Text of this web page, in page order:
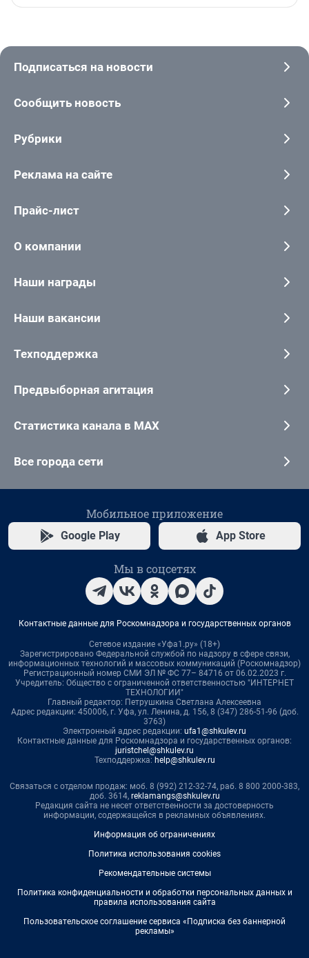
Подписаться на новости
Сообщить новость
Рубрики
Реклама на сайте
Прайс-лист
О компании
Наши награды
Наши вакансии
Техподдержка
Предвыборная агитация
Статистика канала в MAX
Все города сети
Мобильное приложение
Google Play App Store
Мы в соцсетях
Контактные данные для Роскомнадзора и государственных органов
Сетевое издание «Уфа1.ру» (18+)
Зарегистрировано Федеральной службой по надзору в сфере связи,
информационных технологий и массовых коммуникаций (Роскомнадзор)
Регистрационный номер СМИ ЭЛ № ФС 77– 84716 от 06.02.2023 г.
Учредитель: Общество с ограниченной ответственностью "ИНТЕРНЕТ
ТЕХНОЛОГИИ"
Главный редактор: Петрушкина Светлана Алексеевна
Адрес редакции: 450006, г. Уфа, ул. Ленина, д. 156, 8 (347) 286-51-96 (доб.
3763)
Электронный адрес редакции: ufa1@shkulev.ru
Контактные данные для Роскомнадзора и государственных органов:
juristchel@shkulev.ru
Техподдержка: help@shkulev.ru
Связаться с отделом продаж: моб. 8 (992) 212-32-74, раб. 8 800 2000-383,
доб. 3614, reklamangs@shkulev.ru
Редакция сайта не несет ответственности за достоверность
информации, содержащейся в рекламных объявлениях.
Информация об ограничениях
Политика использования cookies
Рекомендательные системы
Политика конфиденциальности и обработки персональных данных и
правила использования сайта
Пользовательское соглашение сервиса «Подписка без баннерной
рекламы»